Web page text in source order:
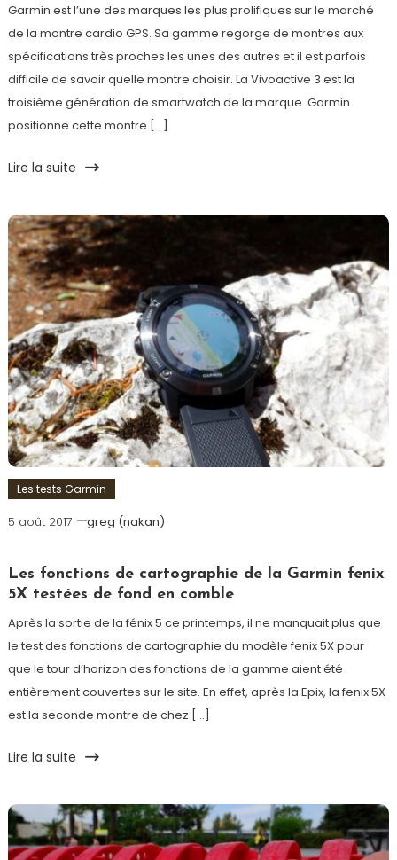
Garmin est l’une des marques les plus prolifiques sur le marché
de la montre cardio GPS. Sa gamme regorge de montres aux
spécifications très proches les unes des autres et il est parfois
difficile de savoir quelle montre choisir. La Vivoactive 3 est la
troisième génération de smartwatch de la marque. Garmin
positionne cette montre […]
Lire la suite
Les tests Garmin
5 août 2017 greg (nakan)
Les fonctions de cartographie de la Garmin fenix
5X testées de fond en comble
Après la sortie de la fénix 5 ce printemps, il ne manquait plus que
le test des fonctions de cartographie du modèle fenix 5X pour
que le tour d’horizon des fonctions de la gamme aient été
entièrement couvertes sur le site. En effet, après la Epix, la fenix 5X
est la seconde montre de chez […]
Lire la suite